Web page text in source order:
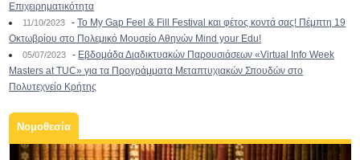
Επιχειρηματικότητα
11/10/2023 -To My Gap Feel & Fill Festival και φέτος κοντά σας! Πέμπτη 19
Οκτωβρίου στο Πολεμικό Μουσείο Αθηνών Mind your Edu!
05/07/2023 - Εβδομάδα Διαδικτυακών Παρουσιάσεων «Virtual Info Week
Masters at TUC» για τα Προγράμματα Μεταπτυχιακών Σπουδών στο
Πολυτεχνείο Κρήτης
Νομοθεσία